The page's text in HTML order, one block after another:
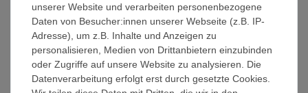
Weitere Details
Trafoloser String-Wechselrichter mit 2 MPP-Trackern und 6 DC-
Eingängen inkl. integriertem DC-Freischalter und dreiphasiger
unserer Website und verarbeiten personenbezogene
Daten von Besucher:innen unserer Webseite (z.B. IP-
Adresse), um z.B. Inhalte und Anzeigen zu
personalisieren, Medien von Drittanbietern einzubinden
oder Zugriffe auf unsere Website zu analysieren. Die
Datenverarbeitung erfolgt erst durch gesetzte Cookies.